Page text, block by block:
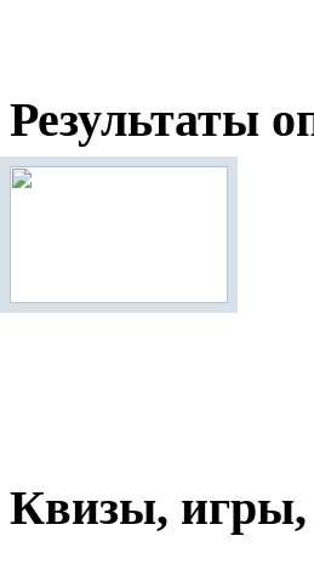
Результаты
Квизы, игры,